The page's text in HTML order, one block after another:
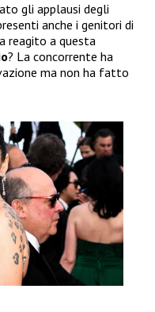
gli applausi degli
anche i genitori di
reagito a questa
? La concorrente ha
ma non ha fatto